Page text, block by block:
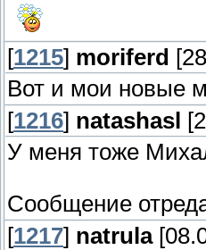
[1215] moriferd
Вот и мои новые
[1216] natashasl
У меня тоже
Сообщение
[1217] natrula